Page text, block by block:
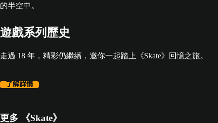
遊戲系列歷史
走過 18 年，精彩仍繼續，邀你一起踏上《Skate》回憶之旅。
了解詳情
更多 《Skate》